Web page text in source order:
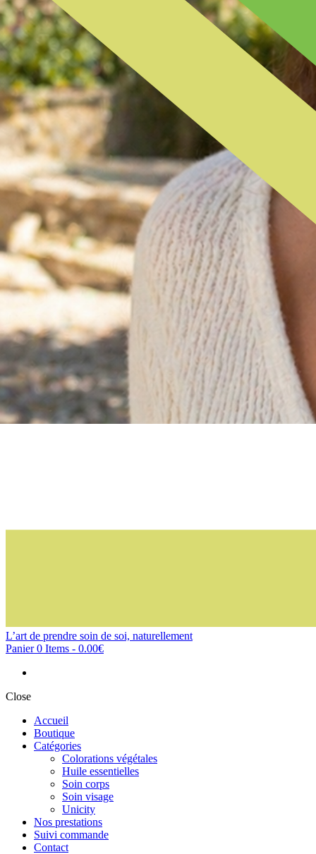
L’art de prendre soin de soi, naturellement
Panier 0 Items - 0.00€
Close
Accueil
Boutique
Catégories
Colorations végétales
Huile essentielles
Soin corps
Soin visage
Unicity
Nos prestations
Suivi commande
Contact